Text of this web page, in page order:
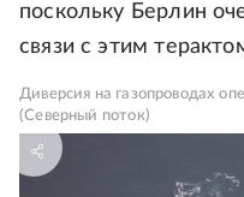
поскольку Берлин
связи с этим
Диверсия на газопроводах
(Северный поток)